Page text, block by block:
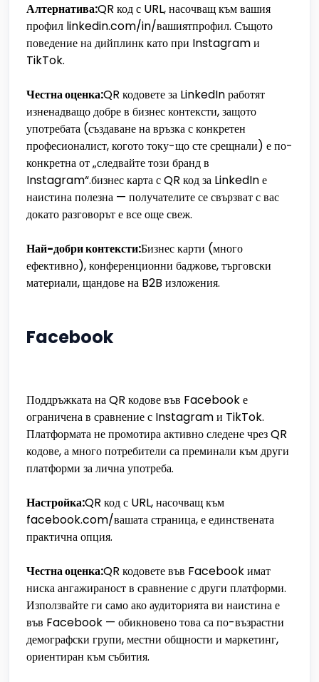
Алтернатива:QR код с URL, насочващ към вашия
профил linkedin.com/in/вашиятпрофил. Същото
поведение на дийплинк като при Instagram и
TikTok.
Честна оценка:QR кодовете за LinkedIn работят
изненадващо добре в бизнес контексти, защото
употребата (създаване на връзка с конкретен
професионалист, когото току-що сте срещнали) е по-
конкретна от „следвайте този бранд в
Instagram“.бизнес карта с QR код за LinkedIn е
наистина полезна — получателите се свързват с вас
докато разговорът е все още свеж.
Най-добри контексти:Бизнес карти (много
ефективно), конференционни баджове, търговски
материали, щандове на B2B изложения.
Facebook
Поддръжката на QR кодове във Facebook е
ограничена в сравнение с Instagram и TikTok.
Платформата не промотира активно следене чрез QR
кодове, а много потребители са преминали към други
платформи за лична употреба.
Настройка:QR код с URL, насочващ към
facebook.com/вашата страница, е единствената
практична опция.
Честна оценка:QR кодовете във Facebook имат
ниска ангажираност в сравнение с други платформи.
Използвайте ги само ако аудиторията ви наистина е
във Facebook — обикновено това са по-възрастни
демографски групи, местни общности и маркетинг,
ориентиран към събития.